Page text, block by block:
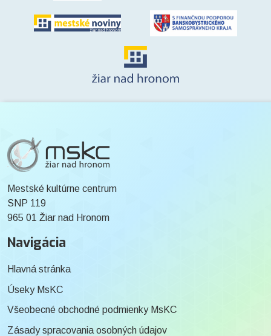
Mestské kultúrne centrum
SNP 119
965 01 Žiar nad Hronom
Navigácia
Hlavná stránka
Úseky MsKC
Všeobecné obchodné podmienky MsKC
Zásady spracovania osobných údajov